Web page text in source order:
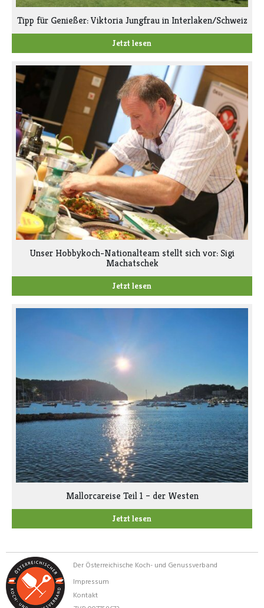
Tipp für Genießer: Viktoria Jungfrau in Interlaken/Schweiz
Jetzt lesen
Unser Hobbykoch-Nationalteam stellt sich vor: Sigi
Machatschek
Jetzt lesen
Mallorcareise Teil 1 – der Westen
Jetzt lesen
Der Österreichische Koch- und Genussverband
Impressum
Kontakt